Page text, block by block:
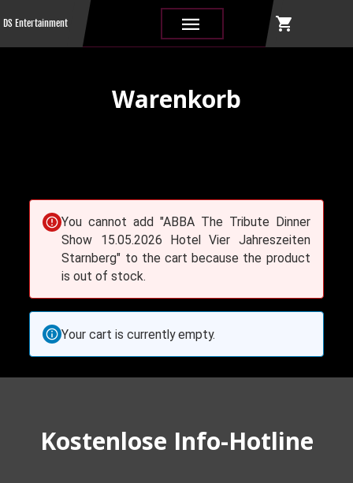
DS Entertainment ||| shopping_cart
Warenkorb
You cannot add "ABBA The Tribute Dinner
Show 15.05.2026 Hotel Vier Jahreszeiten
Starnberg" to the cart because the product
is out of stock.
Your cart is currently empty.
Kostenlose Info-Hotline